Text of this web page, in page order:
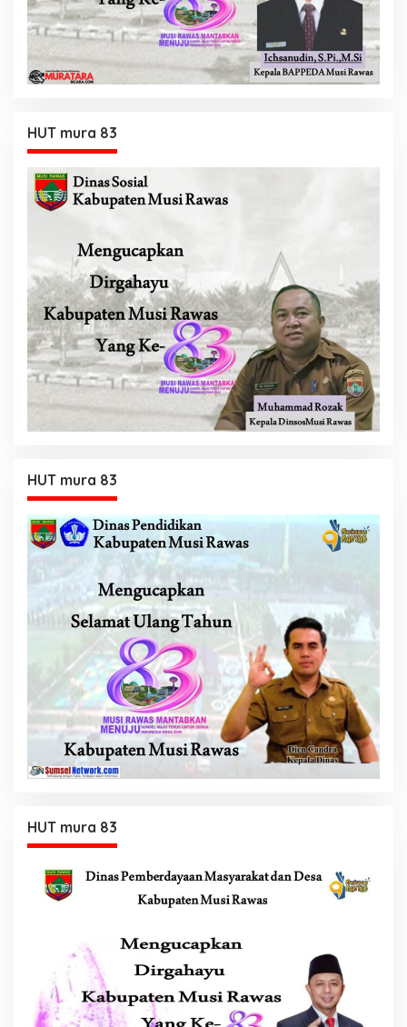
HUT mura 83
HUT mura 83
HUT mura 83